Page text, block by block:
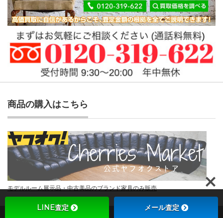
商品の購入はこちら
モデルルーム展示品・中古美品のブランド家具のみ販売
LINE査定 メール査定